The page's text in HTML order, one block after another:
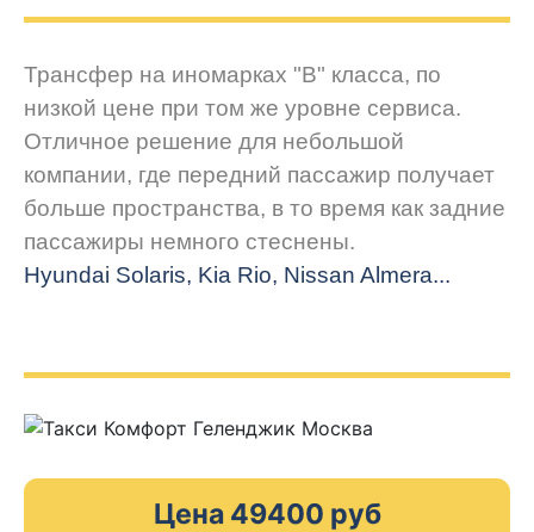
Трансфер на иномарках "В" класса, по
низкой цене при том же уровне сервиса.
Отличное решение для небольшой
компании, где передний пассажир получает
больше пространства, в то время как задние
пассажиры немного стеснены.
Hyundai Solaris, Kia Rio, Nissan Almera...
Цена 49400 руб